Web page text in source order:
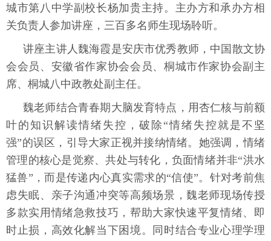
城市第八中学副校长杨加贵主持。主办方和承办方相
关负责人参加讲座，三百多名师生现场聆听。
讲座主讲人魏海霞是安庆市优秀教师，中国散文协
会会员、安徽省作家协会会员、桐城市作家协会副主
席、桐城八中政教处副主任。
魏老师结合青春期大脑发育特点，用杏仁核与前额
叶的知识解读情绪失控，破除“情绪失控就是不坚
强”的误区，引导大家正视并接纳情绪。她强调，情绪
管理的核心是觉察、共处与转化，负面情绪并非“洪水
猛兽”，而是传递内心真实需求的“信使”。针对考前焦
虑失眠、亲子沟通冲突等高频场景，魏老师现场传授
多款实用情绪急救技巧，帮助大家快速平复情绪、即
时止损，高效化解当下困境。同时结合专业心理学理